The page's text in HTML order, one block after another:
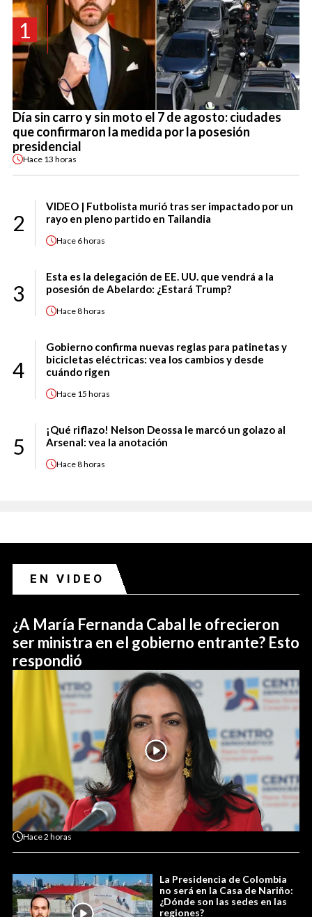
1
Día sin carro y sin moto el 7 de agosto: ciudades
que confirmaron la medida por la posesión
presidencial
Hace 13 horas
2
VIDEO | Futbolista murió tras ser impactado por un
rayo en pleno partido en Tailandia
Hace 6 horas
3
Esta es la delegación de EE. UU. que vendrá a la
posesión de Abelardo: ¿Estará Trump?
Hace8 horas
4
Gobierno confirma nuevas reglas para patinetas y
bicicletas eléctricas: vea los cambios y desde
cuándo rigen
Hace 15 horas
5
¡Qué riflazo! Nelson Deossa le marcó un golazo al
Arsenal: vea la anotación
Hace8 horas
EN VIDEO
¿A María Fernanda Cabal le ofrecieron
ser ministra en el gobierno entrante? Esto
respondió
Hace2 horas
La Presidencia de Colombia
no será en la Casa de Nariño:
¿Dónde son las sedes en las
regiones?